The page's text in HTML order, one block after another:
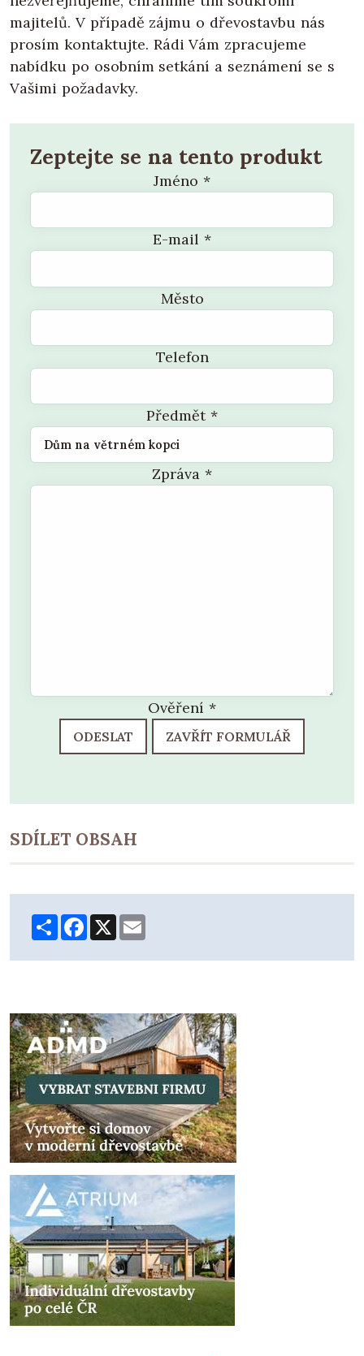
majitelů. V případě zájmu o dřevostavbu nás
prosím kontaktujte. Rádi Vám zpracujeme
nabídku po osobním setkání a seznámení se s
Vašimi požadavky.
Zeptejte se na tento produkt
Jméno *
E-mail *
Město
Telefon
Předmět*
Zpráva *
Ověření *
ODESLAT ZAVŘÍT FORMULÁŘ
SDÍLET OBSAH
ShareFacebook
X